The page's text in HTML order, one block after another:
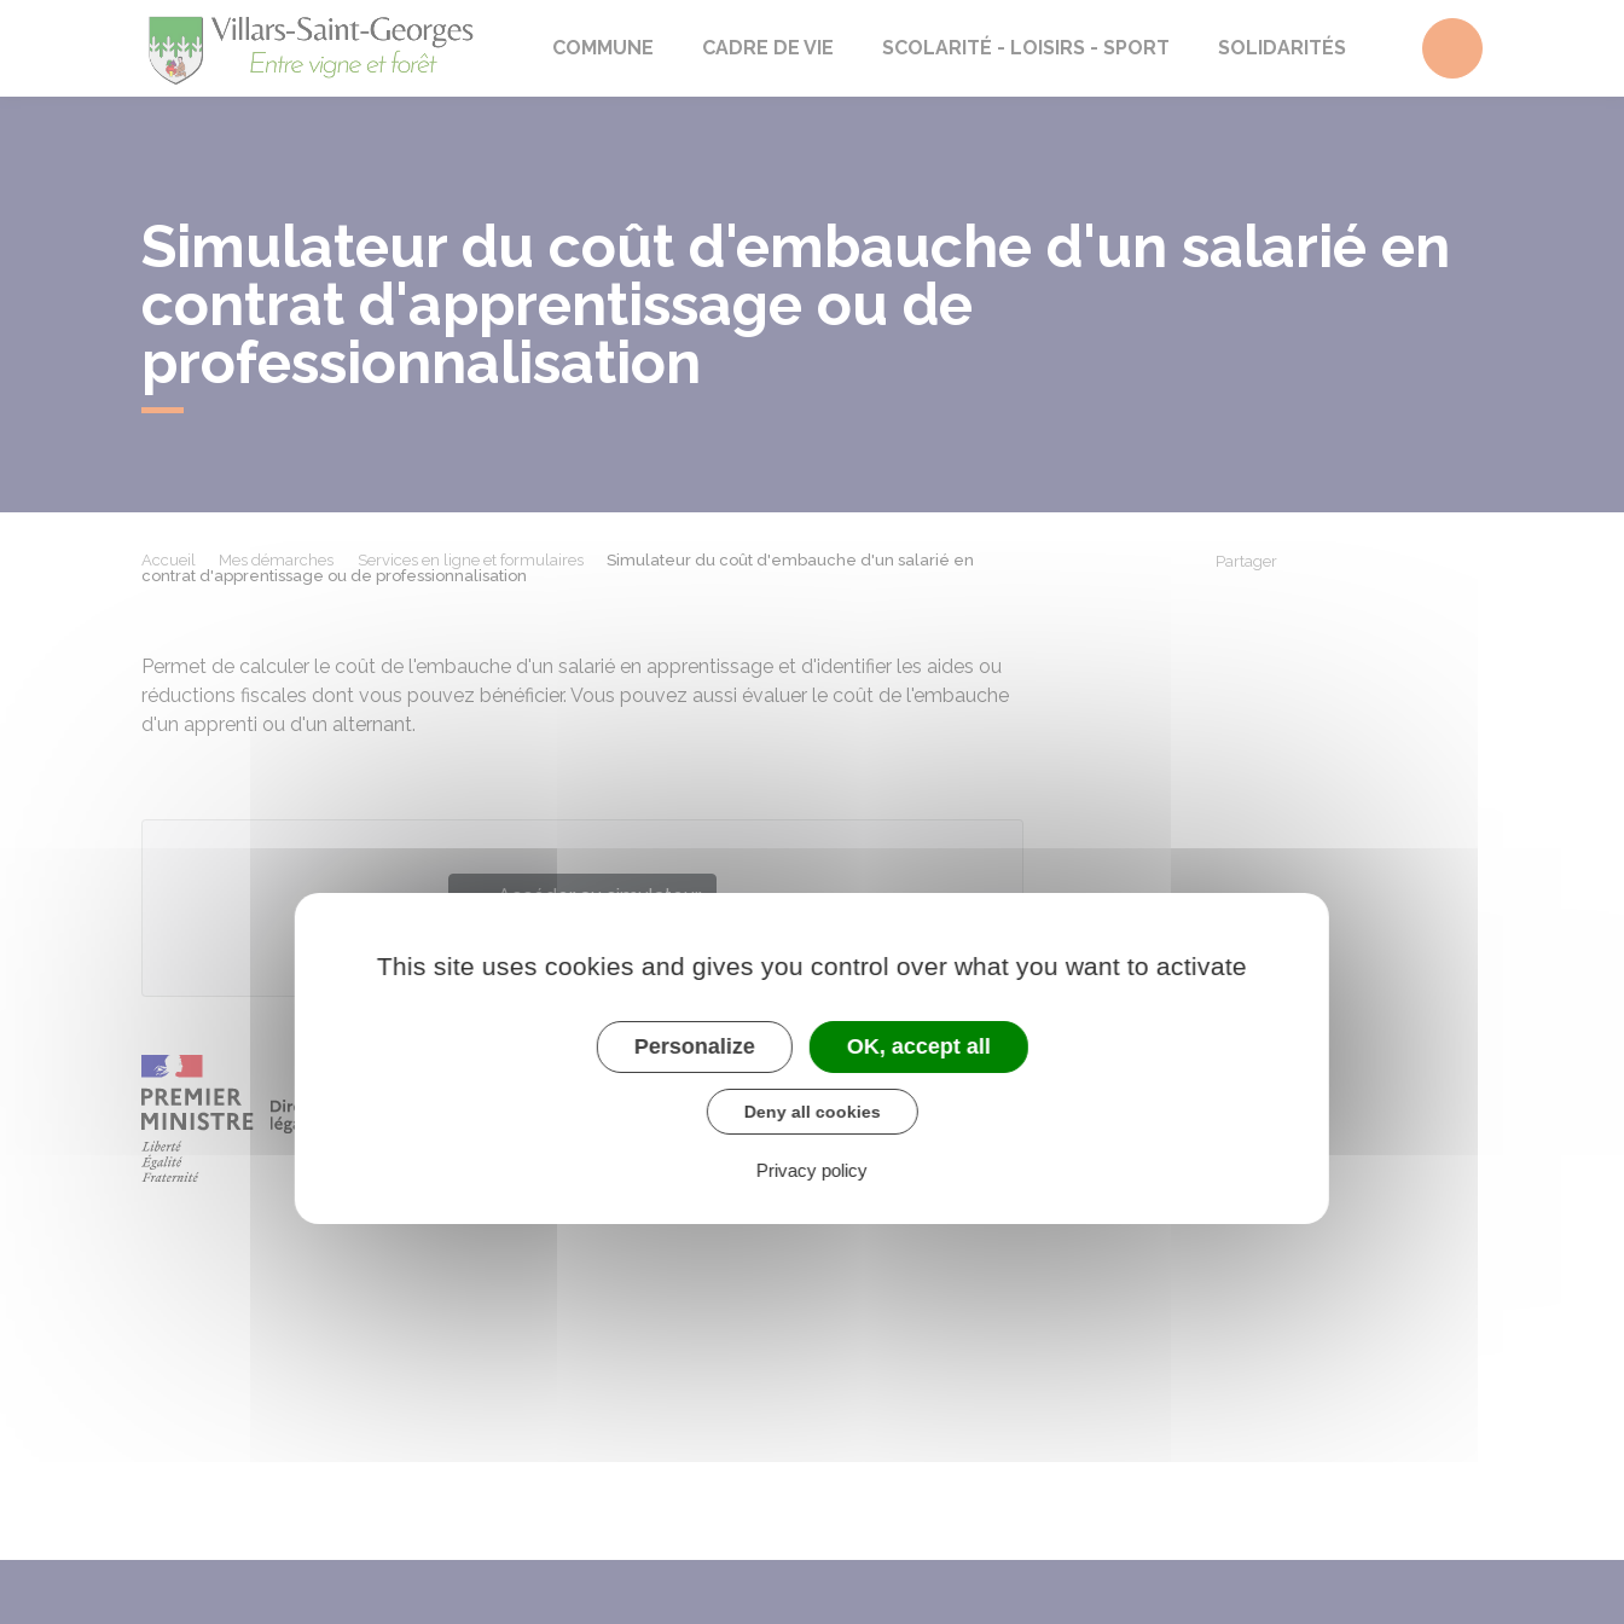
Villars-Saint-Georges
COMMUNE CADRE DE VIE SCOLARITÉ - LOISIRS - SPORT SOLIDARITÉS Accéder au
Simulateur du coût d'embauche d'un salarié en
contrat d'apprentissage ou de
professionnalisation
Accueil Mes démarches Services en ligne et formulaires
Simulateur du coût d'embauche d'un salarié en
contrat d'apprentissage ou de professionnalisation
Partager
Permet de calculer le coût de l'embauche d'un salarié en apprentissage et d'identifier les aides ou
réductions fiscales dont vous pouvez bénéficier. Vous pouvez aussi évaluer le coût de l'embauche
d'un apprenti ou d'un alternant.
Accéder au simulateur
Ministère chargé du travail
This site uses cookies and gives you control over what you want to activate
Personalize OK, accept all
Deny all cookies
Privacy policy